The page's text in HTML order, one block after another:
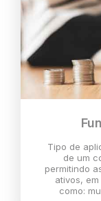
Tipo de
de um
permitindo
ativos,
como: